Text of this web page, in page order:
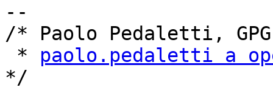
--
/* Paolo Pedaletti, GPG
* paolo.pedaletti a
*/